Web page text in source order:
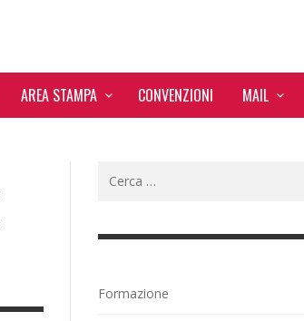
AREA STAMPA CONVENZIONI MAIL
Formazione